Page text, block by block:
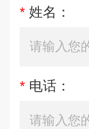
* 姓名：
* 电话：